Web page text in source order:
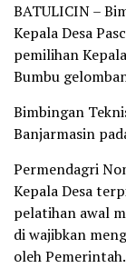
BATULICIN –
Kepala Desa
pemilihan
Bumbu
Bimbingan
Banjarmasin
Permendagri
Kepala Desa
pelatihan awal
di wajibkan
oleh Pemerintah.